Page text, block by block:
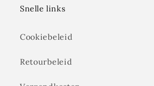
Snelle links
Cookiebeleid
Retourbeleid